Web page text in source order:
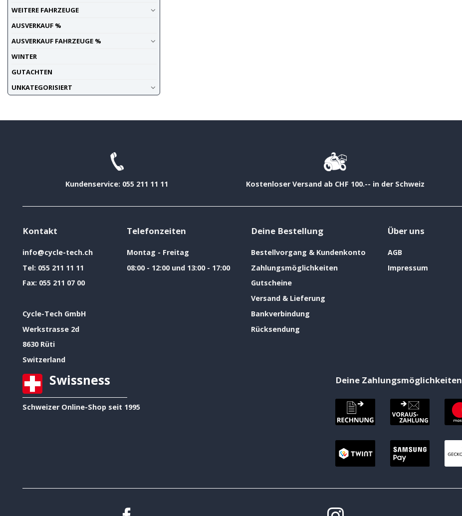
WEITERE FAHRZEUGE
AUSVERKAUF %
AUSVERKAUF FAHRZEUGE %
WINTER
GUTACHTEN
UNKATEGORISIERT
Kundenservice: 055 211 11 11 Kostenloser Versand ab CHF 100.-- in der Schweiz
Kontakt
info@cycle-tech.ch
Tel: 055 211 11 11
Fax: 055 211 07 00
Cycle-Tech GmbH
Werkstrasse 2d
8630 Rüti
Switzerland
Telefonzeiten
Montag - Freitag
08:00 - 12:00 und 13:00 - 17:00
Deine Bestellung
Bestellvorgang & Kundenkonto
Zahlungsmöglichkeiten
Gutscheine
Versand & Lieferung
Bankverbindung
Rücksendung
Über uns
AGB
Impressum
Swissness
Schweizer Online-Shop seit 1995
Deine Zahlungsmöglichkeiten